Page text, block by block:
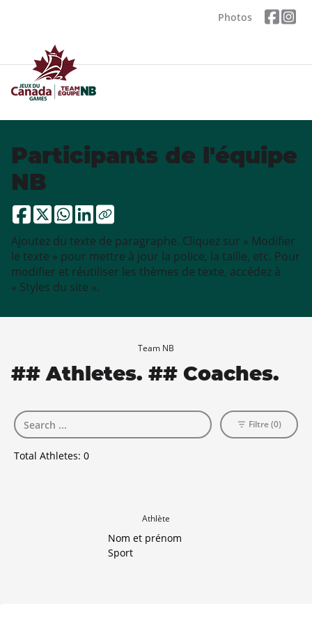
Photos
Participants de l'équipe
NB
Ajoutez du texte de paragraphe. Cliquez sur « Modifier
le texte » pour mettre à jour la police, la taille, etc. Pour
modifier et réutiliser les thèmes de texte, accédez à
« Styles du site ».
Team NB
## Athletes. ## Coaches.
Total Athletes: 0
Filtre (0)
Athlète
Nom et prénom
Sport